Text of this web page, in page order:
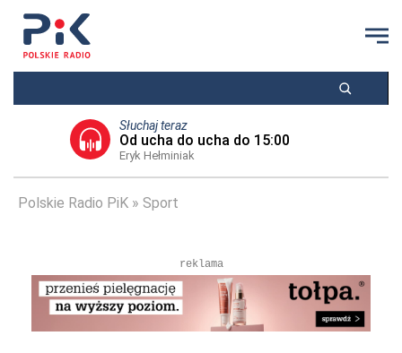
Słuchaj teraz
Od ucha do ucha do 15:00
Eryk Hełminiak
Polskie Radio PiK Sport
reklama